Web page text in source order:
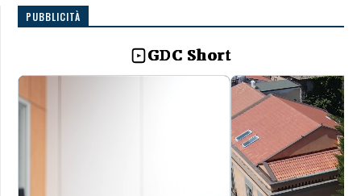
PUBBLICITÀ
GDC Short